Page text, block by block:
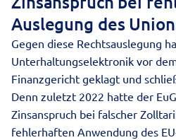
Auslegung des
Gegen diese Rechtsauslegung
Unterhaltungselektronik vor
Finanzgericht geklagt und
Denn zuletzt 2022 hatte der
Zinsanspruch bei falscher
fehlerhaften Anwendung des